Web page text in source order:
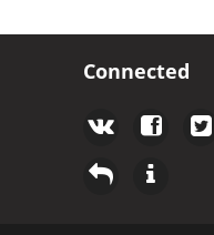
Connected